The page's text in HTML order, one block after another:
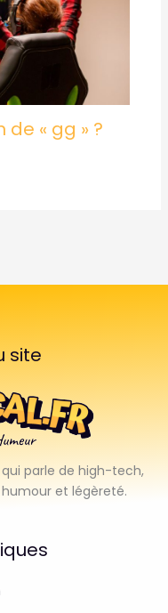
« gg » ?
site
qui parle de high-tech,
et légèreté.